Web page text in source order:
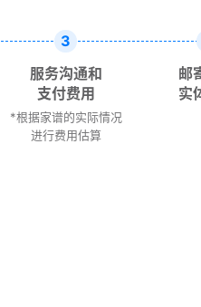
3
服务沟通和
支付费用
*根据家谱的实际情况
进行费用估算
邮
实